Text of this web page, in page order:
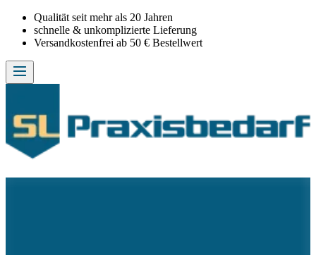
Qualität seit mehr als 20 Jahren
schnelle & unkomplizierte Lieferung
Versandkostenfrei ab 50 € Bestellwert